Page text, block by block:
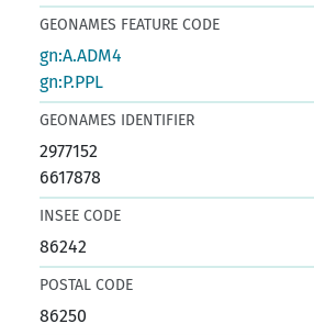
GEONAMES FEATURE CODE
gn:A.ADM4
gn:P.PPL
GEONAMES IDENTIFIER
2977152
6617878
INSEE CODE
86242
POSTAL CODE
86250